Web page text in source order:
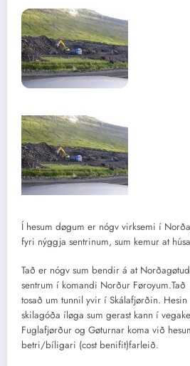
Í hesum døgum er nógv virksemi í
fyri nýggja sentrinum, sum kemur at
Tað er nógv sum bendir á at
sentrum í komandi Norður
tosað um tunnil yvir í Skálafjørðin.
skilagóða íløga sum gerast kann í
Fuglafjørður og Gøturnar koma við
betri/bíligari (cost benifit)farleið.